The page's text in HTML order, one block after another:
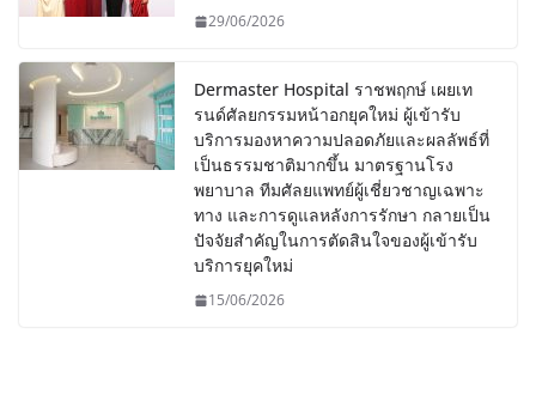
29/06/2026
Dermaster Hospital ราชพฤกษ์ เผยเท
รนด์ศัลยกรรมหน้าอกยุคใหม่ ผู้เข้ารับ
บริการมองหาความปลอดภัยและผลลัพธ์ที่
เป็นธรรมชาติมากขึ้น มาตรฐานโรง
พยาบาล ทีมศัลยแพทย์ผู้เชี่ยวชาญเฉพาะ
ทาง และการดูแลหลังการรักษา กลายเป็น
ปัจจัยสำคัญในการตัดสินใจของผู้เข้ารับ
บริการยุคใหม่
15/06/2026